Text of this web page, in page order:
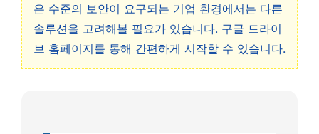
은 수준의 보안이 요구되는 기업 환경에서는 다른
솔루션을 고려해볼 필요가 있습니다. 구글 드라이
브 홈페이지를 통해 간편하게 시작할 수 있습니다.